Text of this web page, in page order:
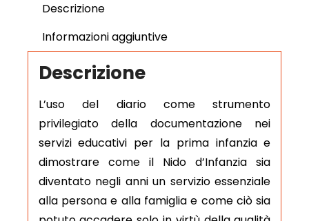
Descrizione
Informazioni aggiuntive
Descrizione
L’uso del diario come strumento
privilegiato della documentazione nei
servizi educativi per la prima infanzia e
dimostrare come il Nido d’Infanzia sia
diventato negli anni un servizio essenziale
alla persona e alla famiglia e come ciò sia